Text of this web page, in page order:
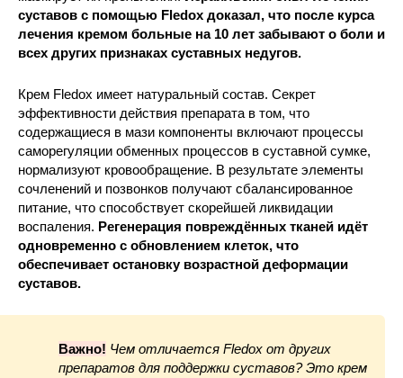
суставов с помощью Fledox доказал, что после курса
лечения кремом больные на 10 лет забывают о боли и
всех других признаках суставных недугов.
Крем Fledox имеет натуральный состав. Секрет
эффективности действия препарата в том, что
содержащиеся в мази компоненты включают процессы
саморегуляции обменных процессов в суставной сумке,
нормализуют кровообращение. В результате элементы
сочленений и позвонков получают сбалансированное
питание, что способствует скорейшей ликвидации
воспаления. Регенерация повреждённых тканей идёт
одновременно с обновлением клеток, что
обеспечивает остановку возрастной деформации
суставов.
Важно! Чем отличается Fledox от других
препаратов для поддержки суставов? Это крем